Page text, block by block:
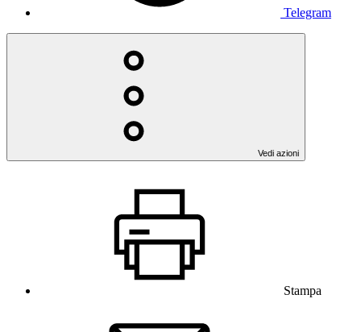
Telegram
Vedi azioni
Stampa